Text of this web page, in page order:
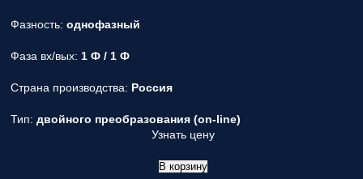
Фазность: однофазный
Фаза вх/вых: 1 Ф / 1 Ф
Страна производства: Россия
Тип: двойного преобразования (on-line)
Узнать цену
В корзину